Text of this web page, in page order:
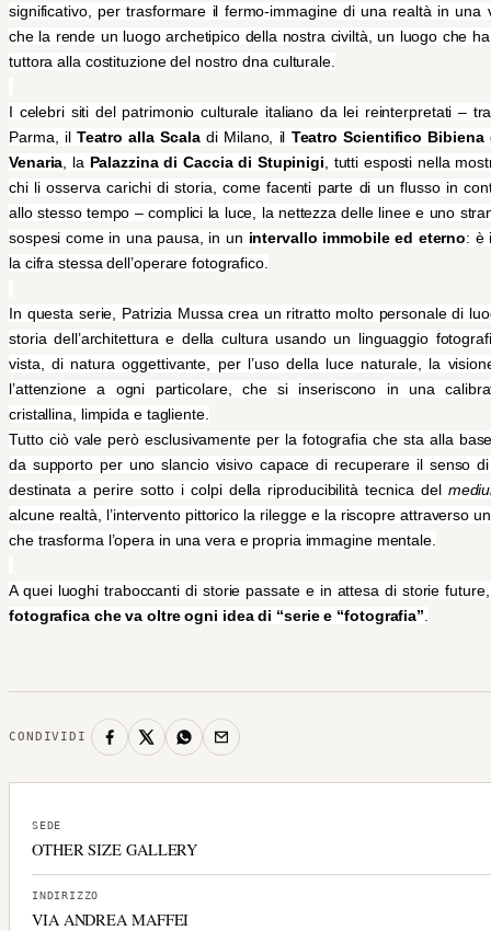
significativo, per trasformare il fermo-immagine di una realtà in una
che la rende un luogo archetipico della nostra civiltà, un luogo che
tuttora alla costituzione del nostro dna culturale.
I celebri siti del patrimonio culturale italiano da lei reinterpretati –
Parma, il Teatro alla Scala di Milano, il Teatro Scientifico Bibiena
Venaria , la Palazzina di Caccia di Stupinigi , tutti esposti nella
chi li osserva carichi di storia, come facenti parte di un flusso in
allo stesso tempo – complici la luce, la nettezza delle linee e uno
sospesi come in una pausa, in un intervallo immobile ed eterno: è
la cifra stessa dell’operare fotografico.
In questa serie, Patrizia Mussa crea un ritratto molto personale di
storia dell’architettura e della cultura usando un linguaggio
vista, di natura oggettivante, per l’uso della luce naturale, la
l’attenzione a ogni particolare, che si inseriscono in una
cristallina, limpida e tagliente.
Tutto ciò vale però esclusivamente per la fotografia che sta alla
da supporto per uno slancio visivo capace di recuperare il senso di
destinata a perire sotto i colpi della riproducibilità tecnica del
alcune realtà, l’intervento pittorico la rilegge e la riscopre attraverso
che trasforma l’opera in una vera e propria immagine mentale.
A quei luoghi traboccanti di storie passate e in attesa di storie
fotografica che va oltre ogni idea di “serie e “fotografia”
CONDIVIDI
SEDE
OTHER SIZE GALLERY
INDIRIZZO
VIA ANDREA MAFFEI